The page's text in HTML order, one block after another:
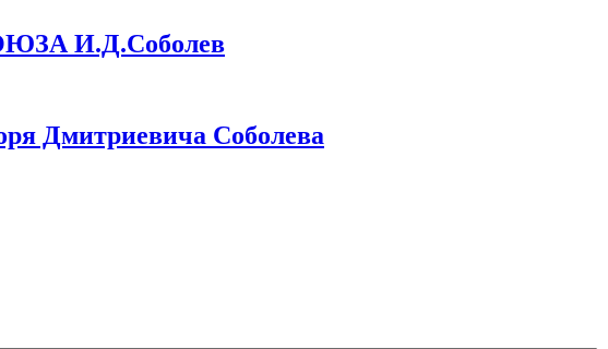
И.Д.Соболев
Дмитриевича Соболева